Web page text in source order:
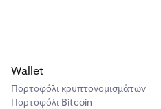
Wallet
Πορτοφόλι κρυπτονομισμάτων
Πορτοφόλι Bitcoin